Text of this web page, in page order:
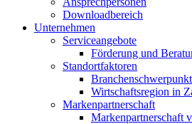
Downloadbereich
Unternehmen
Serviceangebote
Förderung und
Standortfaktoren
Wirtschaftsregion in
Markenpartnerschaft
Markenpartnerschaft